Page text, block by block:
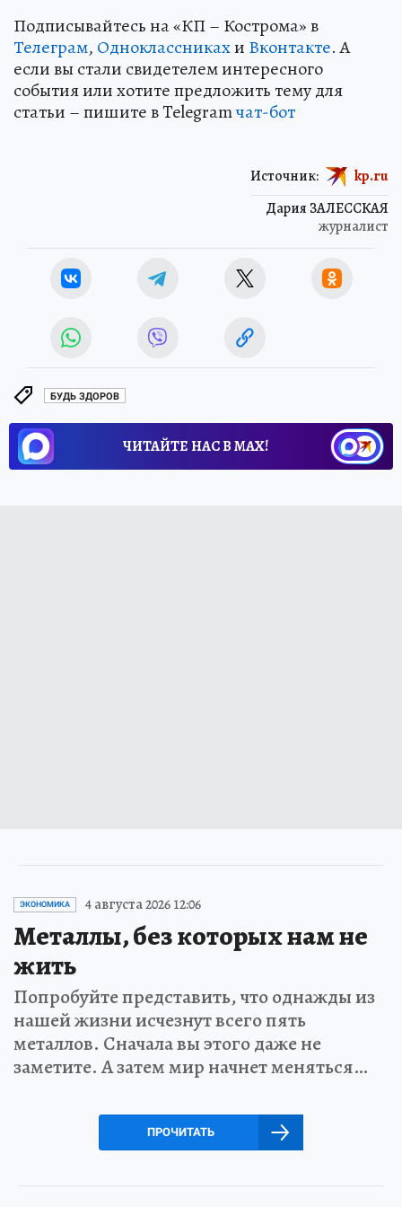
Подписывайтесь на «КП – Кострома» в
Телеграм, Одноклассникахи Вконтакте. А
если вы стали свидетелем интересного
события или хотите предложить тему для
статьи – пишите в Telegramчат-бот
Дария ЗАЛЕССКАЯ
журналист
Источник: kp.ru
БУДЬ ЗДОРОВ
ЧИТАЙТЕ НАС В МАХ!
ЭКОНОМИКА 4 августа 2026 12:06
Металлы, без которых нам не
жить
Попробуйте представить, что однажды из
нашей жизни исчезнут всего пять
металлов. Сначала вы этого даже не
заметите. А затем мир начнет меняться…
ПРОЧИТАТЬ